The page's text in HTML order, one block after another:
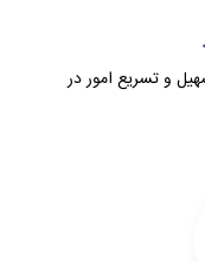
و تسریع امور در